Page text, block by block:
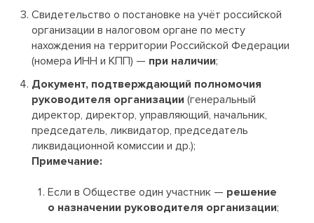
Свидетельство о постановке на учёт российской
организации в налоговом органе по месту
нахождения на территории Российской Федерации
(номера ИНН и КПП) — при наличии;
Документ, подтверждающий полномочия
руководителя организации (генеральный
директор, директор, управляющий, начальник,
председатель, ликвидатор, председатель
ликвидационной комиссии и др.);
Примечание:
Если в Обществе один участник — решение
о назначении руководителя организации;